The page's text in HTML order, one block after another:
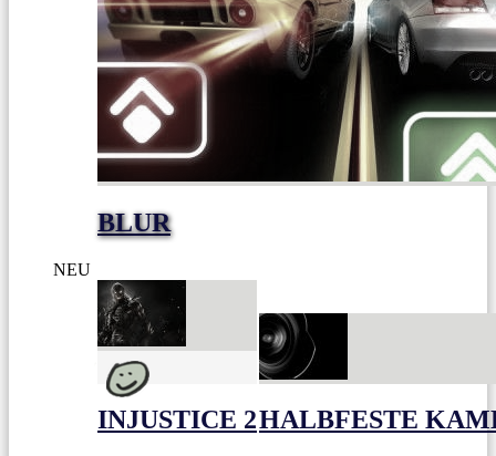
BLUR
NEU
INJUSTICE 2HALBFESTE